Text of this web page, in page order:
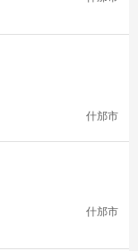
什邡市
什邡市